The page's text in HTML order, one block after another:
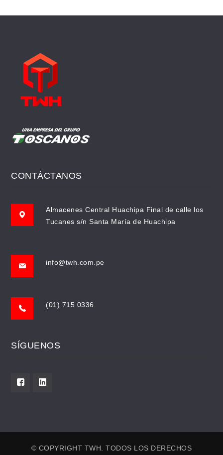
CONTÁCTANOS
Almacenes Central Huachipa Final de calle los
Tucanes s/n Santa María de Huachipa
info@twh.com.pe
(01) 715 0336
SÍGUENOS
© COPYRIGHT TWH. TODOS LOS DERECHOS